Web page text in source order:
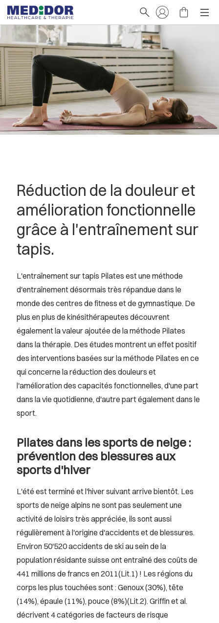
Réduction de la douleur et
amélioration fonctionnelle
grâce à l'entraînement sur
tapis.
L'entraînement sur tapis Pilates est une méthode
d'entraînement désormais très répandue dans le
monde des centres de fitness et de gymnastique. De
plus en plus de kinésithérapeutes découvrent
également la valeur ajoutée de la méthode Pilates
dans la thérapie. Des études montrent un effet positif
des interventions basées sur la méthode Pilates en ce
qui concerne la réduction des douleurs et
l'amélioration des capacités fonctionnelles, d'une part
dans la vie quotidienne, d'autre part également dans le
sport.
Pilates dans les sports de neige :
prévention des blessures aux
sports d'hiver
L'été est terminé et l'hiver suivant arrive bientôt. Les
sports de neige alpins ne sont pas seulement une
activité de loisirs très appréciée, ils sont aussi
régulièrement à l'origine d'accidents et de blessures.
Environ 50'520 accidents de ski au sein de la
population résidante suisse ont entraîné des coûts de
441 millions de francs en 2011(Lit.1) ! Les régions du
corps les plus touchées sont : Genoux (30%), tête
(14%), épaule (11%), pouce (8%)(Lit.2). Griffin et al.
décrivent 4 catégories de facteurs de risque